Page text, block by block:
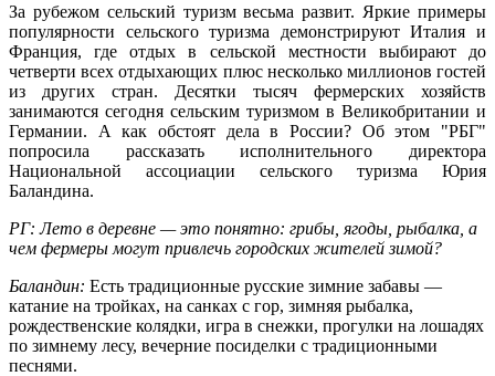
За рубежомсельский туризм весьма развит. Яркие примеры
популярности сельского туризма демонстрируют Италия и
Франция, где отдых в сельской местности выбирают до
четверти всех отдыхающих плюс несколько миллионов гостей
из других стран. Десятки тысяч фермерских хозяйств
занимаются сегодня сельским туризмом в Великобритании и
Германии. А как обстоят дела в России? Об этом "РБГ"
попросила рассказать исполнительного директора
Национальной ассоциации сельского туризма Юрия
Баландина.
РГ: Лето в деревне — это понятно: грибы, ягоды, рыбалка, а
чем фермеры могут привлечь городских жителей зимой?
Баландин: Есть традиционные русские зимние забавы —
катание на тройках, на санках с гор, зимняя рыбалка,
рождественские колядки, игра в снежки, прогулки на лошадях
по зимнему лесу, вечерние посиделки с традиционными
песнями.